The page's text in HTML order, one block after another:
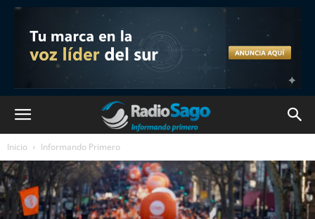
Inicio Informando Primero